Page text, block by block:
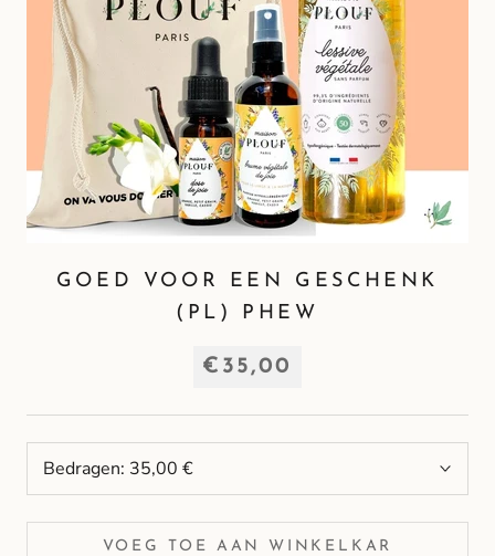
GOED VOOR EEN GESCHENK
(PL) PHEW
€35,00
Bedragen: 35,00 €
VOEG TOE AAN WINKELKAR